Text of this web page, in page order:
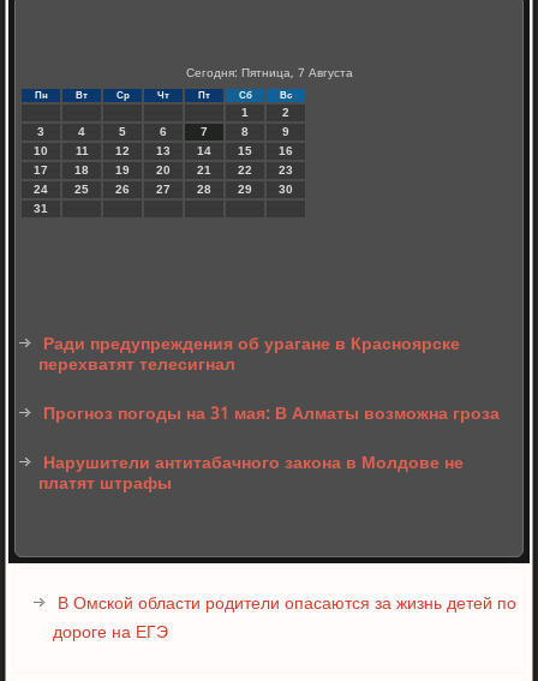
Сегодня: Пятница, 7 Августа
Пн Вт Ср Чт Пт Сб Вс
1
2
3
4 5 6 7 8
9
10
11 12 13 14 15
16
17
18 19 20 21 22
23
24
25 26 27 28 29
30
31
Ради предупреждения об урагане в Красноярске
перехватят телесигнал
Прогноз погоды на 31 мая: В Алматы возможна гроза
Нарушители антитабачного закона в Молдове не
платят штрафы
В Омской области родители опасаются за жизнь детей по
дороге на ЕГЭ